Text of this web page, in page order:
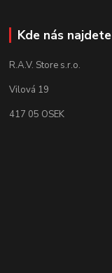
Kde nás najdete
R.A.V. Store s.r.o.
Vilová 19
417 05 OSEK